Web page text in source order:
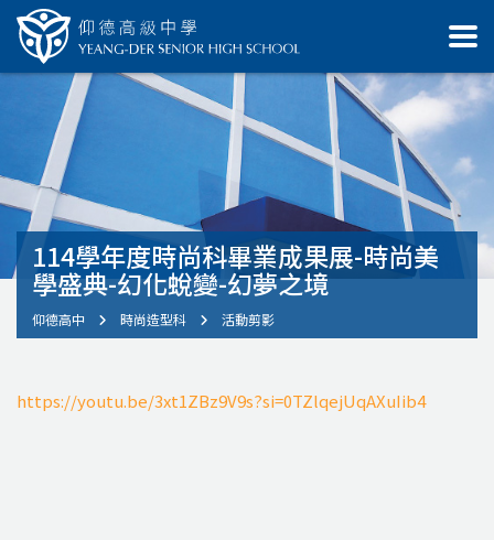
114學年度時尚科畢業成果展-時尚美
學盛典-幻化蛻變-幻夢之境
仰德高中 時尚造型科 活動剪影
https://youtu.be/3xt1ZBz9V9s?si=0TZlqejUqAXuIib4